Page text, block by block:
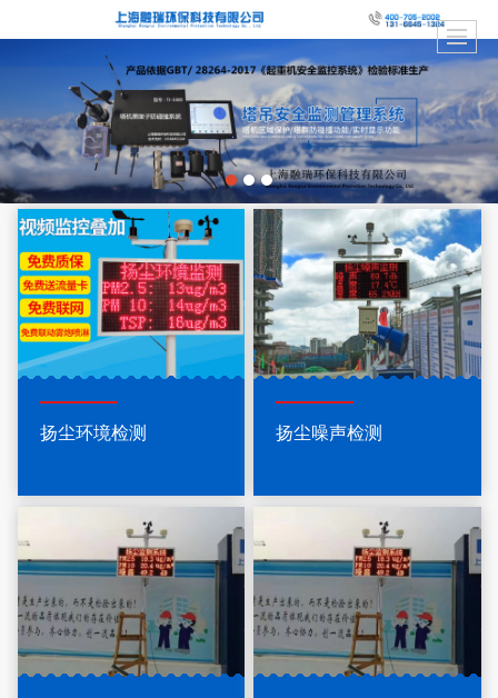
扬尘环境检测 扬尘噪声检测